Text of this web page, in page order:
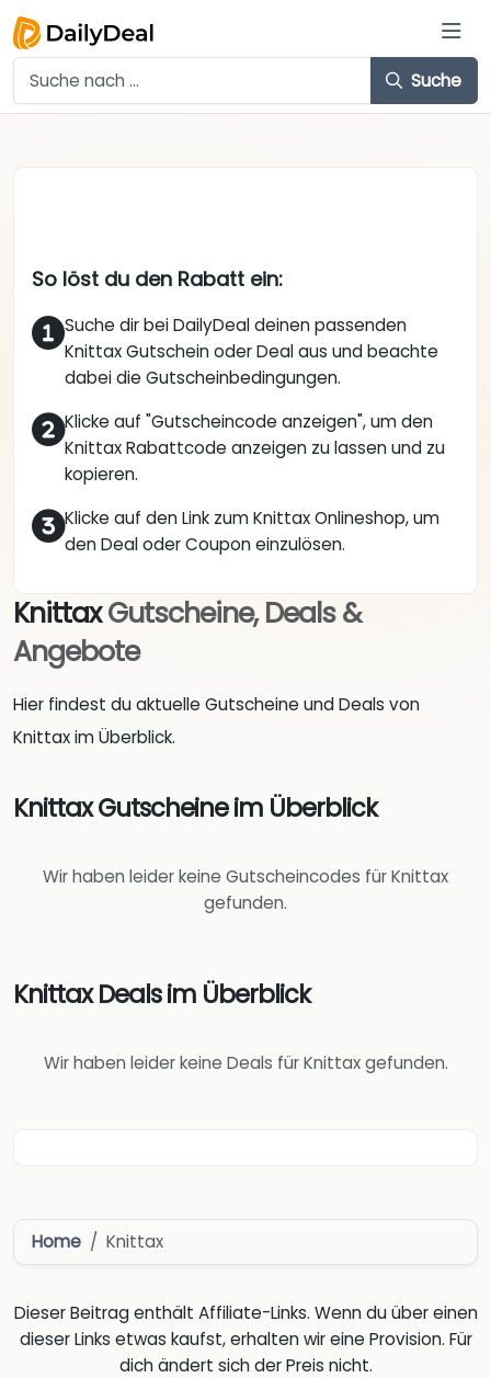
Suche
So löst du den Rabatt ein:
Suche dir bei DailyDeal deinen passenden
Knittax Gutschein oder Deal aus und beachte
dabei die Gutscheinbedingungen.
Klicke auf "Gutscheincode anzeigen", um den
Knittax Rabattcode anzeigen zu lassen und zu
kopieren.
Klicke auf den Link zum Knittax Onlineshop, um
den Deal oder Coupon einzulösen.
KnittaxGutscheine, Deals &
Angebote
Hier findest du aktuelle Gutscheine und Deals von
Knittax im Überblick.
Knittax Gutscheine im Überblick
Wir haben leider keine Gutscheincodes für Knittax
gefunden.
Knittax Deals im Überblick
Wir haben leider keine Deals für Knittax gefunden.
Home Knittax
Dieser Beitrag enthält Affiliate-Links. Wenn du über einen
dieser Links etwas kaufst, erhalten wir eine Provision. Für
dich ändert sich der Preis nicht.